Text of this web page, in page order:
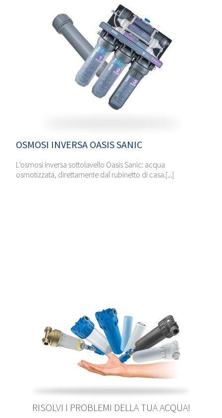
OSMOSI INVERSA OASIS SANIC
L’osmosi inversa sottolavello Oasis Sanic: acqua
osmotizzata, direttamente dal rubinetto di casa.[...]
RISOLVI I PROBLEMI DELLA TUA ACQUA!